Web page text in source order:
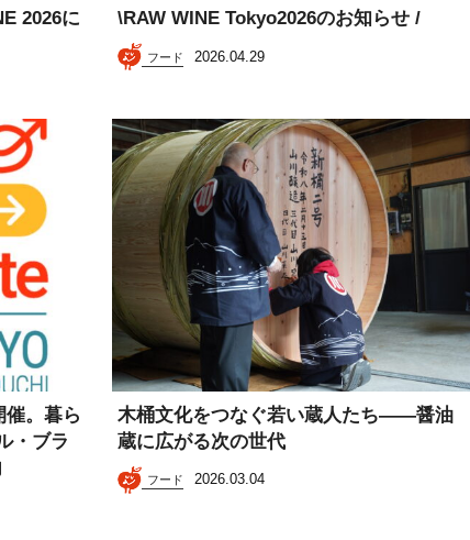
2026に
\RAW WINE Tokyo2026のお知らせ /
フード 2026.04.29
。暮ら
・ブラ
木桶文化をつなぐ若い蔵人たち——醤油
蔵に広がる次の世代
フード 2026.03.04